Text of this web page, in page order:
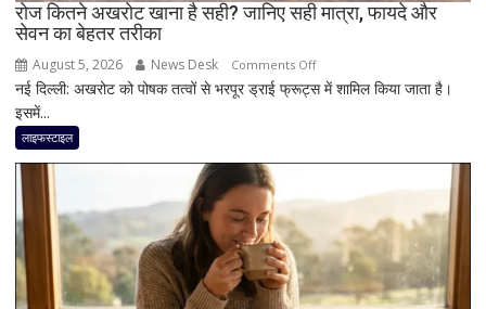
रोज कितने अखरोट खाना है सही? जानिए सही मात्रा, फायदे और
सेवन का बेहतर तरीका
August 5, 2026 News Desk Comments Offon
रोज
खाना
सही?
सही
फायदे
नई दिल्ली: अखरोट को पोषक तत्वों से भरपूर ड्राई फ्रूट्स में शामिल किया जाता है।
इसमें...
लाइफस्टाइल